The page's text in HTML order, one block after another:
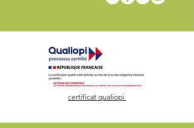
certificat qualiopi